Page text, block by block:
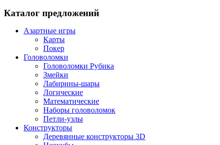
Каталог предложений
Азартные игры
Карты
Покер
Головоломки
Головоломки Рубика
Змейки
Лабирины-шары
Логические
Математические
Наборы головоломок
Петли-узлы
Конструкторы
Деревянные конструкторы 3D